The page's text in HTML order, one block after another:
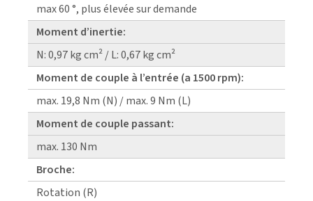
max 60 °, plus élevée sur demande
Moment d’inertie:
N: 0,97 kg cm² / L: 0,67 kg cm²
Moment de couple à l’entrée (a 1500 rpm):
max. 19,8 Nm (N) / max. 9 Nm (L)
Moment de couple passant:
max. 130 Nm
Broche:
Rotation (R)